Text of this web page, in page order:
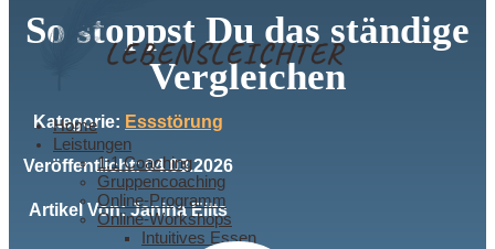
Home
Leistungen
1:1 Coaching
Gruppencoaching
Online-Programm
Online-Workshops
Intuitives Essen
So stoppst Du das ständige
Vergleichen
Kategorie: Essstörung
Veröffentlicht: 04.03.2026
Artikel Von: Janina Eilts